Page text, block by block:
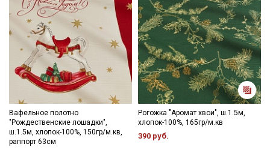
Вафельное полотно
"Рождественские лошадки",
ш.1.5м, хлопок-100%, 150гр/м.кв,
раппорт 63см
Рогожка "Аромат хвои", ш.1.5м,
хлопок-100%, 165гр/м.кв
390 руб.